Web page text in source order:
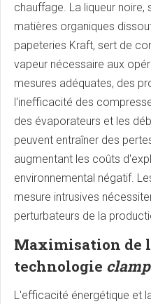
chauffage. La liqueur noire,
matières organiques
papeteries Kraft, sert de
vapeur nécessaire aux
mesures adéquates, des
l'inefficacité des
des évaporateurs et les
peuvent entraîner des
augmentant les coûts
environnemental négatif.
mesure intrusives
perturbateurs de la
Maximisation de
technologie
L'efficacité énergétique et